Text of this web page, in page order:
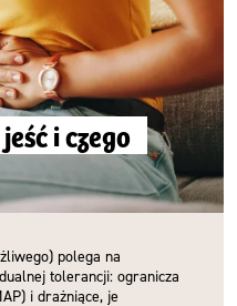
i czego
polega na
tolerancji: ogranicza
i drażniące, je